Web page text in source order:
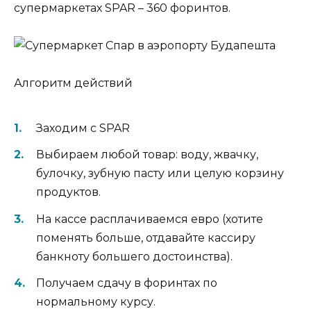
супермаркетах SPAR – 360 форинтов.
Алгоритм действий
Заходим с SPAR
Выбираем любой товар: воду, жвачку,
булочку, зубную пасту или целую корзину
продуктов.
На кассе расплачиваемся евро (хотите
поменять больше, отдавайте кассиру
банкноту большего достоинства).
Получаем сдачу в форинтах по
нормальному курсу.